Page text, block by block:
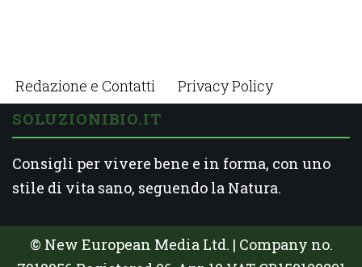
Redazione e Contatti Privacy Policy
SOLUZIONIBIO.IT
Consigli per vivere bene e in forma, con uno
stile di vita sano, seguendo la Natura.
© New European Media Ltd. | Company no.